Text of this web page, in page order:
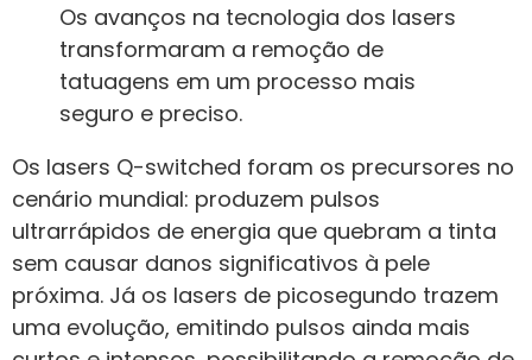
Os avanços na tecnologia dos lasers
transformaram a remoção de
tatuagens em um processo mais
seguro e preciso.
Os lasers Q-switched foram os precursores no
cenário mundial: produzem pulsos
ultrarrápidos de energia que quebram a tinta
sem causar danos significativos à pele
próxima. Já os lasers de picosegundo trazem
uma evolução, emitindo pulsos ainda mais